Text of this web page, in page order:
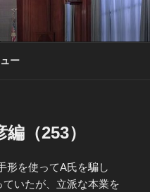
ー
（253）
形を使ってA氏を騙し
いたが、立派な本業を